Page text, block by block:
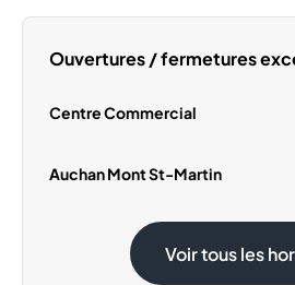
Ouvertures / fermetures
Centre Commercial
Samedi 15 Août
Auchan Mont St-Martin
Samedi 15 Août
Voir tous les